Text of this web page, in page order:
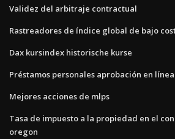
Validez del arbitraje contractual
Rastreadores de índice global de bajo
Dax kursindex historische kurse
Préstamos personales aprobación en
Mejores acciones de mlps
Tasa de impuesto a la propiedad en el
oregon